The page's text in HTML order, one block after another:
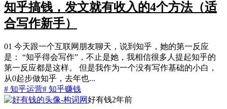
知乎搞钱，发文就有收入的4个方法（适
合写作新手）
01 今天跟一个互联网朋友聊天，说到知乎，她的第一反应
是： “知乎得会写作”，不止是她，我相信很多人提起知乎的
第一反应都是这样。 但是我作为一个没有写作基础的小白，
从0起步做知乎，去年也...
# 知乎运营# 知乎赚钱
好有钱2年前